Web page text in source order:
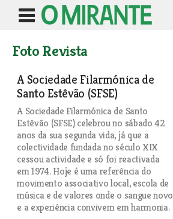
Foto Revista
A Sociedade Filarmónica de
Santo Estêvão (SFSE)
A Sociedade Filarmónica de Santo
Estêvão (SFSE) celebrou no sábado 42
anos da sua segunda vida, já que a
colectividade fundada no século XIX
cessou actividade e só foi reactivada
em 1974. Hoje é uma referência do
movimento associativo local, escola de
música e de valores onde o sangue novo
e a experiência convivem em harmonia.